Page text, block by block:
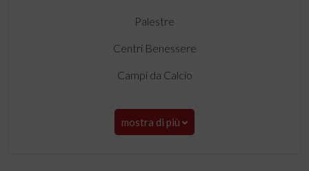
Palestre
Centri Benessere
Campi da Calcio
mostra di più